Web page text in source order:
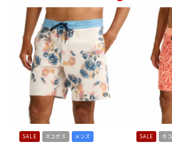
SALE ネコポス メンズ SALE ネ